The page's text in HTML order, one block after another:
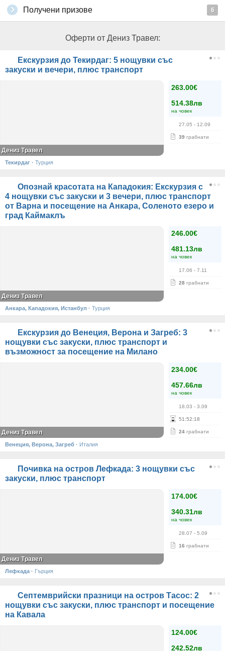
Получени призове 6
Оферти от Дениз Травел:
Екскурзия до Текирдаг: 5 нощувки със
закуски и вечери, плюс транспорт
263.00€
514.38лв
на човек
27.05 - 12.09
39 грабнати
Дениз Травел
Текирдаг · Турция
Опознай красотата на Кападокия: Екскурзия с
4 нощувки със закуски и 3 вечери, плюс транспорт
от Варна и посещение на Анкара, Соленото езеро и
град Каймаклъ
246.00€
481.13лв
на човек
17.06 - 7.11
28 грабнати
Дениз Травел
Анкара, Кападокия, Истанбул · Турция
Екскурзия до Венеция, Верона и Загреб: 3
нощувки със закуски, плюс транспорт и
възможност за посещение на Милано
234.00€
457.66лв
на човек
18.03 - 3.09
51 :52:18
24 грабнати
Дениз Травел
Венеция, Верона, Загреб · Италия
Почивка на остров Лефкада: 3 нощувки със
закуски, плюс транспорт
174.00€
340.31лв
на човек
28.07 - 5.09
16 грабнати
Дениз Травел
Лефкада · Гърция
Септемврийски празници на остров Тасос: 2
нощувки със закуски, плюс транспорт и посещение
на Кавала
124.00€
242.52лв